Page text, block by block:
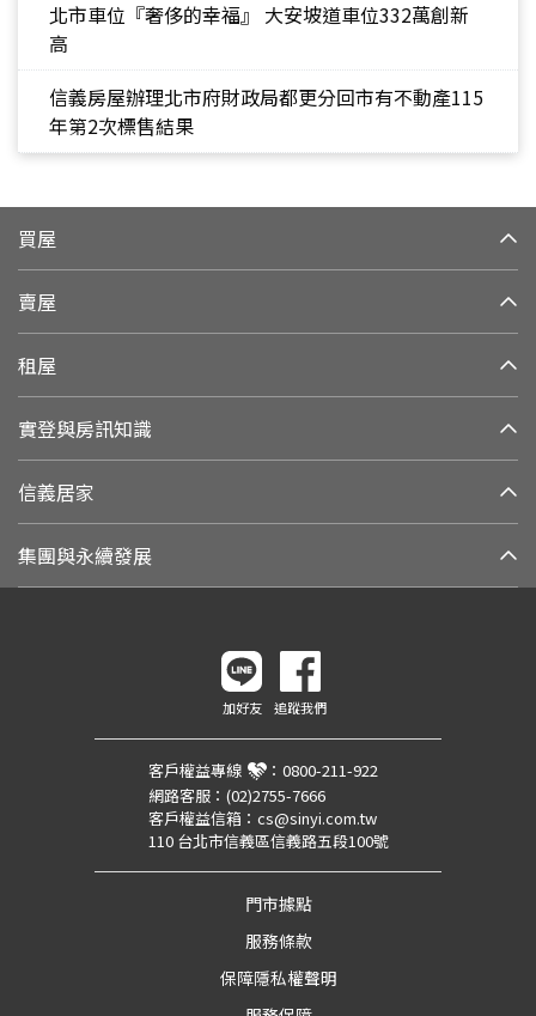
北市車位『奢侈的幸福』 大安坡道車位332萬創新
高
信義房屋辦理北市府財政局都更分回市有不動產115
年第2次標售結果
買屋
賣屋
租屋
實登與房訊知識
信義居家
集團與永續發展
加好友 追蹤我們
客戶權益專線 ： 0800-211-922
網路客服： (02)2755-7666
客戶權益信箱： cs@sinyi.com.tw
110 台北市信義區信義路五段100號
門市據點
服務條款
保障隱私權聲明